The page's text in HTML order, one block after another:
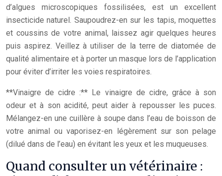
d’algues microscopiques fossilisées, est un excellent
insecticide naturel. Saupoudrez-en sur les tapis, moquettes
et coussins de votre animal, laissez agir quelques heures
puis aspirez. Veillez à utiliser de la terre de diatomée de
qualité alimentaire et à porter un masque lors de l’application
pour éviter d’irriter les voies respiratoires.
**Vinaigre de cidre :** Le vinaigre de cidre, grâce à son
odeur et à son acidité, peut aider à repousser les puces.
Mélangez-en une cuillère à soupe dans l’eau de boisson de
votre animal ou vaporisez-en légèrement sur son pelage
(dilué dans de l’eau) en évitant les yeux et les muqueuses.
Quand consulter un vétérinaire :